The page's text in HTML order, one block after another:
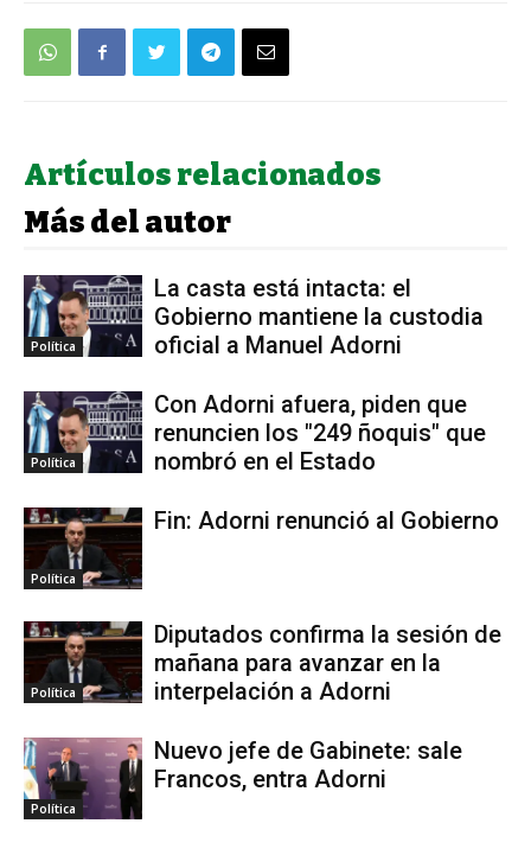
Artículos relacionados
Más del autor
Política
La casta está intacta: el
Gobierno mantiene la custodia
oficial a Manuel Adorni
Política
Con Adorni afuera, piden que
renuncien los "249 ñoquis" que
nombró en el Estado
Política
Fin: Adorni renunció al Gobierno
Política
Diputados confirma la sesión de
mañana para avanzar en la
interpelación a Adorni
Política
Nuevo jefe de Gabinete: sale
Francos, entra Adorni